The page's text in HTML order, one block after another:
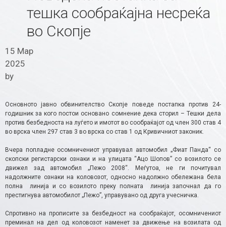
тешка сообраќајна несреќа
во Скопје
15 Мар
2025
by
Основното јавно обвинителство Скопје поведе постапка против 24-
годишник за кого постои основано сомнение дека сторил – Тешки дела
против безбедноста на луѓето и имотот во сообраќајот од член 300 став 4
во врска член 297 став 3 во врска со став 1 од Кривичниот законик.
Вчера попладне осомничениот управувал автомобил „Фиат Панда“ со
скопски регистарски ознаки и на улицата “Ацо Шопов” со возилото се
движел зад автомобил „Пежо 2008“. Меѓутоа, не ги почитувал
надолжните ознаки на коловозот, односно надолжно обележана бела
полна линија и со возилото преку полната линија започнал да го
престигнува автомобилот „Пежо”, управувано од друга учесничка.
Спротивно на прописите за безбедност на сообраќајот, осомничениот
преминал на дел од коловозот наменет за движење на возилата од